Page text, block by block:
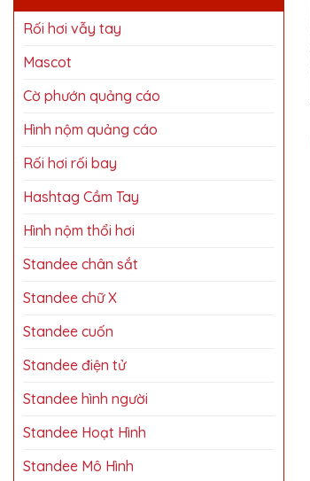
Rối hơi vẫy tay
Mascot
Cờ phướn quảng cáo
Hình nộm quảng cáo
Rối hơi rối bay
Hashtag Cầm Tay
Hình nộm thổi hơi
Standee chân sắt
Standee chữ X
Standee cuốn
Standee điện tử
Standee hình người
Standee Hoạt Hình
Standee Mô Hình